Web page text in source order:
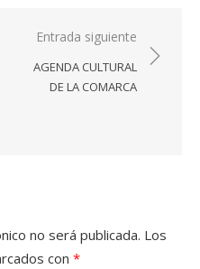
Entrada siguiente
AGENDA CULTURAL
DE LA COMARCA
no será publicada. Los
con *